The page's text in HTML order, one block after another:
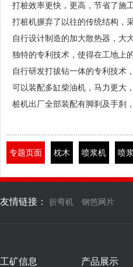
打桩效率更快，更高，节省了施
打桩机摒弃了以往的传统结构，
自行设计制造的加大散热器，大
独特的专利技术，使得在工地上
自行研发打拔钻一体的专利技术
可以装配多缸柴油机，马力更大
桩机出厂全部装配有脚刹及手刹
专题页面 枕木 喷浆机 喷
友情链接： 折弯机 钢笆网片
工矿信息 产品展示